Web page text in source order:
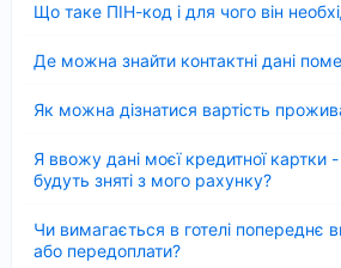
Що таке ПІН-код і для чого він
Де можна знайти контактні дані
Як можна дізнатися вартість
Я ввожу дані моєї кредитної картки
будуть зняті з мого рахунку?
Чи вимагається в готелі попереднє
або передоплати?